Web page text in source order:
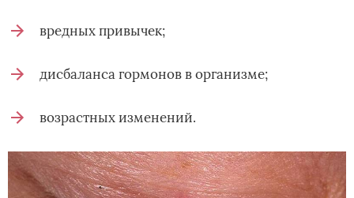
вредных привычек;
дисбаланса гормонов в организме;
возрастных изменений.